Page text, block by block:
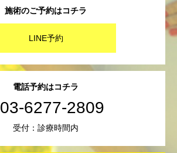
施術のご予約はコチラ
LINE予約
電話予約はコチラ
03-6277-2809
受付：診療時間内